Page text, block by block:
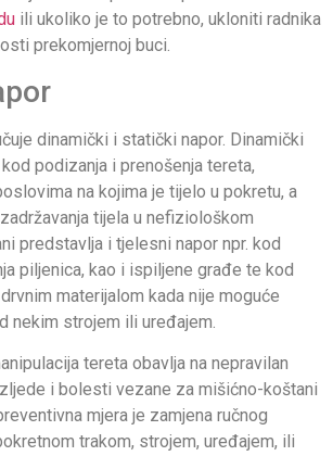
ili ukoliko je to potrebno, ukloniti radnika
prekomjernoj buci.
dinamički i statički napor. Dinamički
podizanja i prenošenja tereta,
na kojima je tijelo u pokretu, a
tijela u nefiziološkom
predstavlja i tjelesni napor npr. kod
piljenica, kao i ispiljene građe te kod
materijalom kada nije moguće
nekim strojem ili uređajem.
tereta obavlja na nepravilan
i bolesti vezane za mišićno-koštani
mjera je zamjena ručnog
trakom, strojem, uređajem, ili